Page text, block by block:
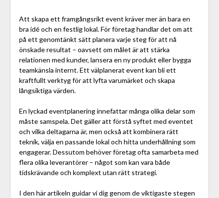
Att skapa ett framgångsrikt event kräver mer än bara en
bra idé och en festlig lokal. För företag handlar det om att
på ett genomtänkt sätt planera varje steg för att nå
önskade resultat – oavsett om målet är att stärka
relationen med kunder, lansera en ny produkt eller bygga
teamkänsla internt. Ett välplanerat event kan bli ett
kraftfullt verktyg för att lyfta varumärket och skapa
långsiktiga värden.
En lyckad eventplanering innefattar många olika delar som
måste samspela. Det gäller att förstå syftet med eventet
och vilka deltagarna är, men också att kombinera rätt
teknik, välja en passande lokal och hitta underhållning som
engagerar. Dessutom behöver företag ofta samarbeta med
flera olika leverantörer – något som kan vara både
tidskrävande och komplext utan rätt strategi.
I den här artikeln guidar vi dig genom de viktigaste stegen